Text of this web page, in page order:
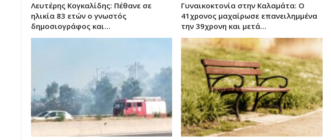
Λευτέρης Κογκαλίδης: Πέθανε σε
ηλικία 83 ετών ο γνωστός
δημοσιογράφος και…
Γυναικοκτονία στην Καλαμάτα: Ο
41χρονος μαχαίρωσε επανειλημμένα
την 39χρονη και μετά…